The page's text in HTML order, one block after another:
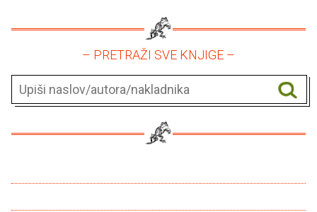
– PRETRAŽI SVE KNJIGE –